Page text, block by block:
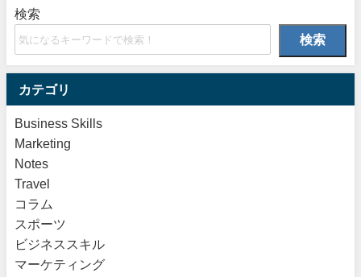
検索
検索
カテゴリ
Business Skills
Marketing
Notes
Travel
コラム
スポーツ
ビジネススキル
マーケティング